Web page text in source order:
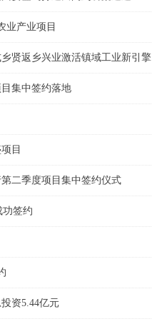
业产业项目
贤返乡兴业激活镇域工业新引擎
集中签约落地
目
二季度项目集中签约仪式
功签约
资5.44亿元